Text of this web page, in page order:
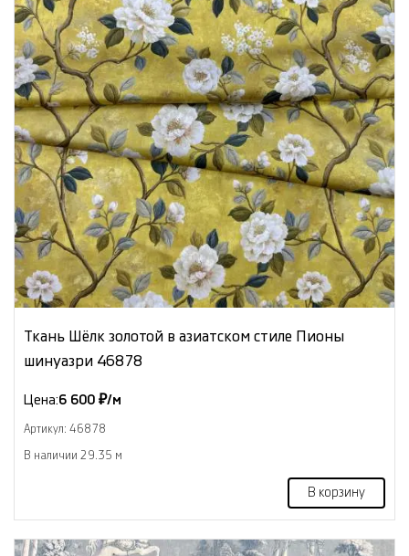
Ткань Шёлк золотой в азиатском стиле Пионы
шинуазри 46878
Цена:6 600 ₽/м
Артикул: 46878
В наличии 29.35 м
В корзину